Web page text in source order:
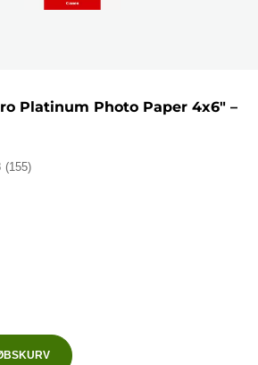
Platinum Photo Paper 4x6" –
(155)